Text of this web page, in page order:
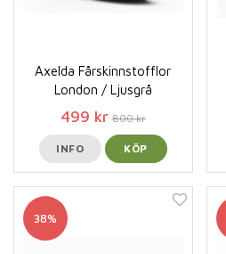
Axelda Fårskinnstofflor
London / Ljusgrå
499 kr 800 kr
INFO KÖP
38%